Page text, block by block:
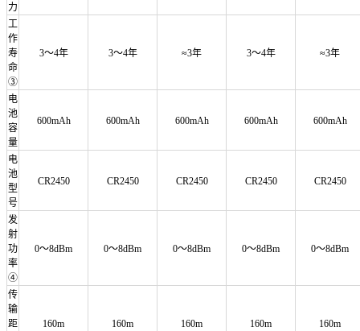
力
工
作
寿
命
③
3～4年 3～4年 ≈3年 3～4年 ≈3年
电
池
容
量
600mAh 600mAh 600mAh 600mAh 600mAh
电
池
型
号
CR2450 CR2450 CR2450 CR2450 CR2450
发
射
功
率
④
0～8dBm 0～8dBm 0～8dBm 0～8dBm 0～8dBm
传
输
距
160m 160m 160m 160m 160m